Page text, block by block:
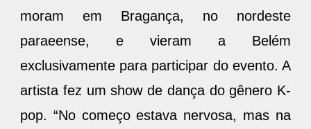
moram em Bragança, no nordeste
paraeense, e vieram a Belém
exclusivamente para participar do evento. A
artista fez um show de dança do gênero K-
pop. “No começo estava nervosa, mas na